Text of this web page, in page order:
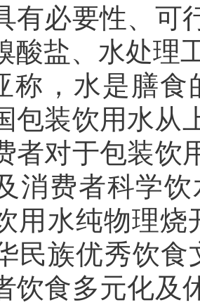
有必要性、可
酸盐、水处理
称，水是膳
包装饮用水从
者对于包装饮
消费者科学
用水纯物理烧
民族优秀饮食
饮食多元化及